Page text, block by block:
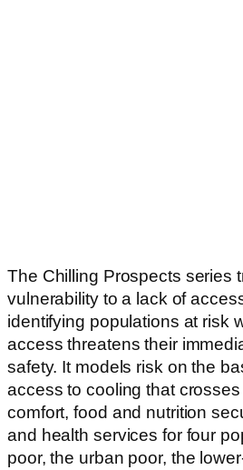
The Chilling Prospects series
vulnerability to a lack of
identifying populations at risk
access threatens their
safety. It models risk on the
access to cooling that
comfort, food and nutrition
and health services for four
poor, the urban poor, the